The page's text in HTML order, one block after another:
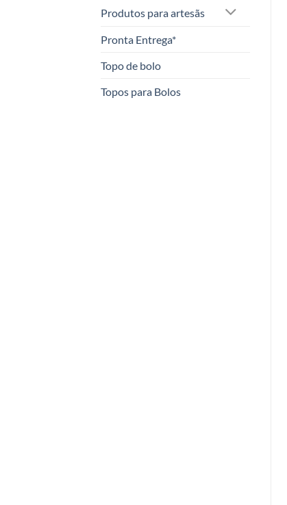
Produtos para artesãs
Pronta Entrega*
Topo de bolo
Topos para Bolos